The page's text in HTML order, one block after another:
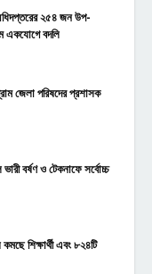
২৫৪ জন উপ-
একযোগে বদলি
জেলা পরিষদের প্রশাসক
ভারী বর্ষণ ও টেকনাফে সর্বোচ্চ
শিক্ষার্থী এবং ৮২৪টি